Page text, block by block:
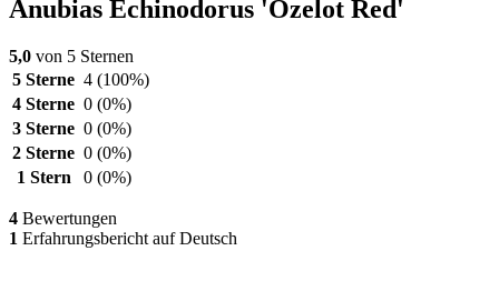
Anubias Echinodorus 'Ozelot Red'
5,0 von 5 Sternen
5 Sterne 4 (100%)
4 Sterne 0 (0%)
3 Sterne 0 (0%)
2 Sterne 0 (0%)
1 Stern
0 (0%)
4 Bewertungen
1 Erfahrungsbericht auf Deutsch